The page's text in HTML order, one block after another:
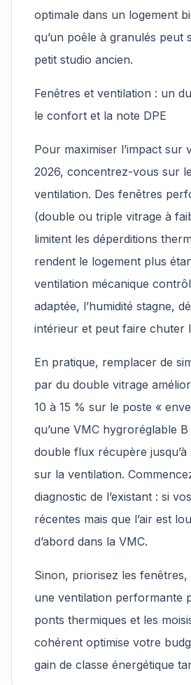
optimale dans un logement
qu’un poêle à granulés peut
petit studio ancien.
Fenêtres et ventilation : un
le confort et la note DPE
Pour maximiser l’impact sur
2026, concentrez-vous sur
ventilation. Des fenêtres
(double ou triple vitrage à
limitent les déperditions
rendent le logement plus
ventilation mécanique
adaptée, l’humidité stagne,
intérieur et peut faire chuter
En pratique, remplacer de
par du double vitrage
10 à 15 % sur le poste «
qu’une VMC hygroréglable
double flux récupère jusqu’à
sur la ventilation.
diagnostic de l’existant : si
récentes mais que l’air est
d’abord dans la VMC.
Sinon, priorisez les fenêtres,
une ventilation performante
ponts thermiques et les
cohérent optimise votre
gain de classe énergétique